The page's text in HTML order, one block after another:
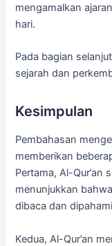
mengamalkan
hari.
Pada bagian
sejarah dan
Kesimpulan
Pembahasan
memberikan
Pertama, Al-Qur’an
menunjukkan
dibaca dan
Kedua, Al-Qur’an